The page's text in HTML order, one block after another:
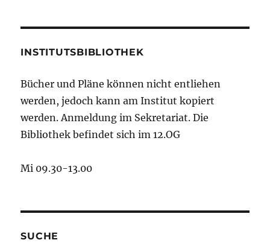
INSTITUTSBIBLIOTHEK
Bücher und Pläne können nicht entliehen
werden, jedoch kann am Institut kopiert
werden. Anmeldung im Sekretariat. Die
Bibliothek befindet sich im 12.OG
Mi 09.30-13.00
SUCHE